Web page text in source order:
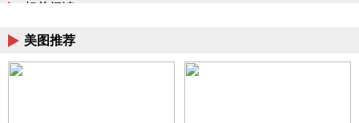
相关阅读
美图推荐